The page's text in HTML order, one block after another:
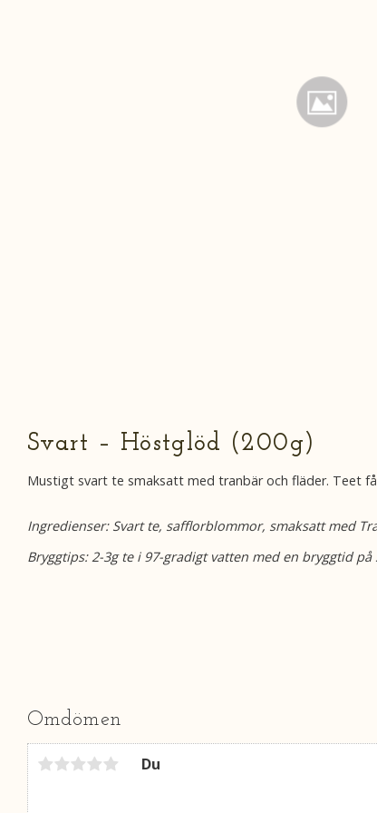
Svart – Höstglöd (200g)
Mustigt svart te smaksatt med tranbär och fläder. Teet
Ingredienser: Svart te, safflorblommor, smaksatt med
Bryggtips: 2-3g te i 97-gradigt vatten med en bryggtid på
Omdömen
Du